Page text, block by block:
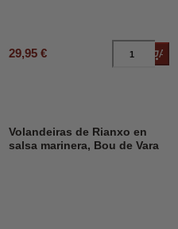
29,95 €
DESCUENTO23%
Volandeiras de Rianxo en
salsa marinera, Bou de Vara